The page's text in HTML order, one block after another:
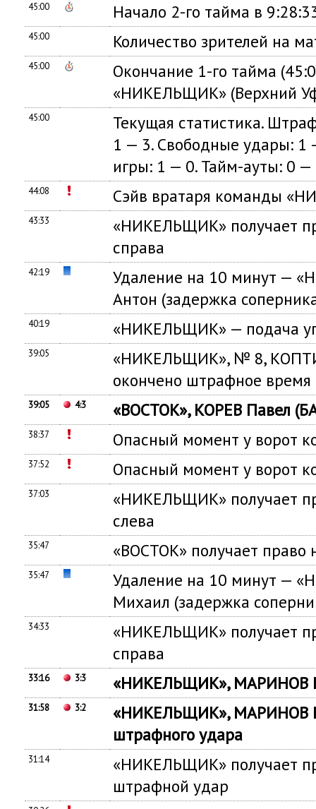
45:00 Начало 2-го тайма в
45:00 Количество зрителей на
45:00
Окончание 1-го тайма
«НИКЕЛЬЩИК» (Верхний
45:00
Текущая статистика.
1 — 3. Свободные удары: 1
игры: 1 — 0. Тайм-ауты: 0 —
44:08 Сэйв вратаря команды
43:33
«НИКЕЛЬЩИК» получает
справа
42:19
Удаление на 10 минут —
Антон (задержка
40:19 «НИКЕЛЬЩИК» — подача
39:05
«НИКЕЛЬЩИК», № 8,
окончено штрафное время
39:05 4:3 «ВОСТОК», КОРЕВ Павел
38:37 Опасный момент у ворот
37:52 Опасный момент у ворот
37:03
«НИКЕЛЬЩИК» получает
слева
35:47 «ВОСТОК» получает право
35:47
Удаление на 10 минут —
Михаил (задержка
34:33
«НИКЕЛЬЩИК» получает
справа
33:16 3:3 «НИКЕЛЬЩИК», МАРИНОВ
31:58 3:2
«НИКЕЛЬЩИК», МАРИНОВ
штрафного удара
31:14
«НИКЕЛЬЩИК» получает
штрафной удар